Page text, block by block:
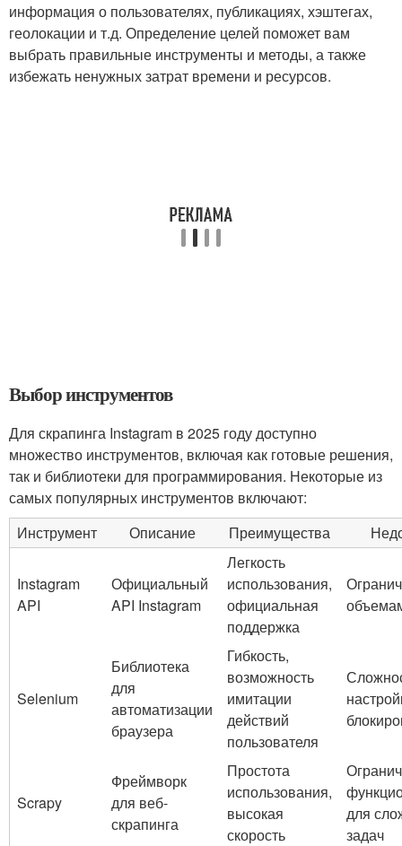
информация о пользователях, публикациях, хэштегах,
геолокации и т.д. Определение целей поможет вам
выбрать правильные инструменты и методы, а также
избежать ненужных затрат времени и ресурсов.
Выбор инструментов
Для скрапинга Instagram в 2025 году доступно
множество инструментов, включая как готовые решения,
так и библиотеки для программирования. Некоторые из
самых популярных инструментов включают:
Инструмент
Описание Преимущества
Instagram
API
Официальный
API Instagram
Легкость
использования,
официальная
поддержка
Selenium
Библиотека
для
автоматизации
браузера
Гибкость,
возможность
имитации
действий
пользователя
Scrapy
Фреймворк
для веб-
скрапинга
Простота
использования,
высокая
скорость
для
задач